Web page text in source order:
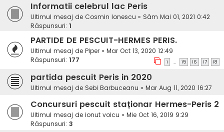
Informatii celebrul lac Peris
Ultimul mesaj de Cosmin Ionescu « Sâm Mai 01, 2021 0:42
Răspunsuri: 1
PARTIDE DE PESCUIT-HERMES PERIS.
Ultimul mesaj de Piper « Mar Oct 13, 2020 12:49
Răspunsuri: 177 1 … 15 16 17 18
partida pescuit Peris in 2020
Ultimul mesaj de Sebi Barbuceanu « Mar Aug 11, 2020 16:27
Concursuri pescuit staționar Hermes-Peris 2
Ultimul mesaj de ionut voicu « Mie Oct 16, 2019 9:29
Răspunsuri: 3